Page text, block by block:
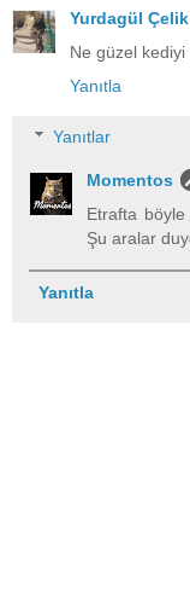
Yurdagül Çelik
Ne güzel
Yanıtla
Yanıtlar
Momentos
Etrafta
Şu aralar
Yanıtla